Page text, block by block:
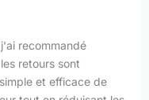
recommandé
retours sont
et efficace de